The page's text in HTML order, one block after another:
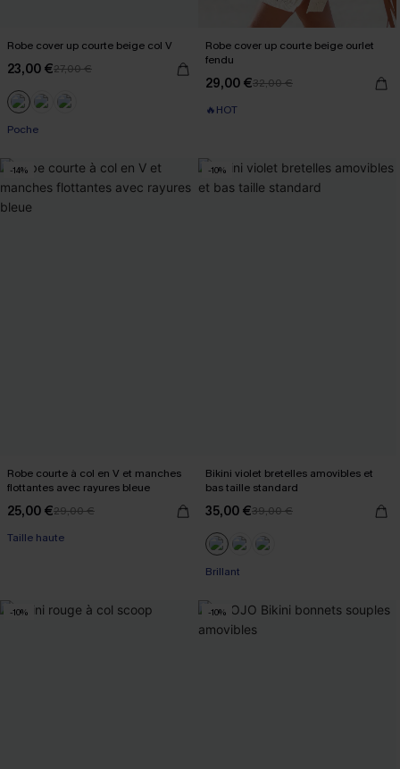
Robe cover up courte beige col V
23,00 €27,00 €
Poche
Robe cover up courte beige ourlet
fendu
29,00 €32,00 €
🔥HOT
-14%
Robe courte à col en V et manches
flottantes avec rayures bleue
25,00 €29,00 €
Taille haute
-10%
Bikini violet bretelles amovibles et
bas taille standard
35,00 €39,00 €
Brillant
-10% -10%